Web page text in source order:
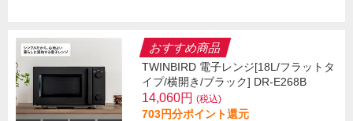
おすすめ商品
TWINBIRD 電子レンジ[18L/フラットタ
イプ/横開き/ブラック] DR-E268B
14,060円 (税込)
703円分ポイント還元